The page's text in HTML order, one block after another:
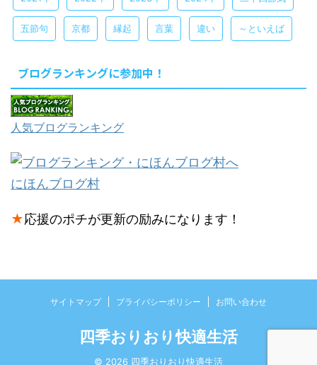
五節句 京都 縁起 言葉 違い ～といえば
ブログランキングに参加中！
人気ブログランキング
にほんブログ村
★応援のポチが更新の励みになります！
サイトマップ プライバシーポリシー お問い合わせ
四季おりおり快適生活
© 2026 四季おりおり快適生活